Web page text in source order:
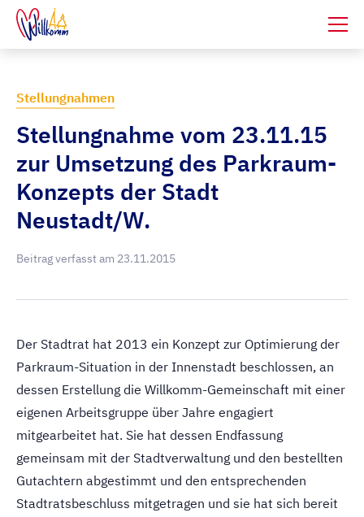
Stellungnahmen
Stellungnahme vom 23.11.15
zur Umsetzung des Parkraum-
Konzepts der Stadt
Neustadt/W.
Beitrag verfasst am 23.11.2015
Der Stadtrat hat 2013 ein Konzept zur Optimierung der
Parkraum-Situation in der Innenstadt beschlossen, an
dessen Erstellung die Willkomm-Gemeinschaft mit einer
eigenen Arbeitsgruppe über Jahre engagiert
mitgearbeitet hat. Sie hat dessen Endfassung
gemeinsam mit der Stadtverwaltung und den bestellten
Gutachtern abgestimmt und den entsprechenden
Stadtratsbeschluss mitgetragen und sie hat sich bereit